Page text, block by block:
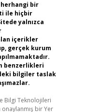
bir
ile hiçbir
yalnızca
içerikler
gerçek kurum
benzerlikleri
bilgiler taslak
Bilgi Teknolojileri
bir Yer